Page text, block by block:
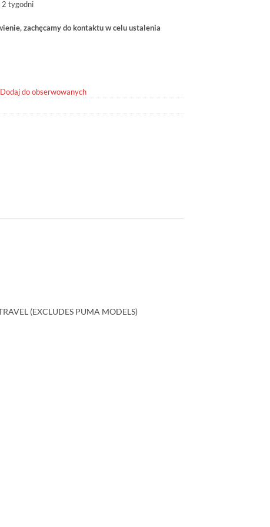
2 tygodni
zachęcamy do kontaktu w celu ustalenia
Dodaj do obserwowanych
(EXCLUDES PUMA MODELS)